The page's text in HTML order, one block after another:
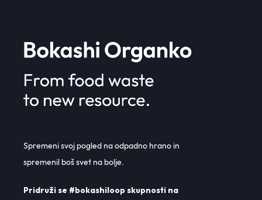
Spremeni svoj pogled na odpadno hrano in
spremenil boš svet na bolje.
Pridruži se #bokashiloop skupnosti na